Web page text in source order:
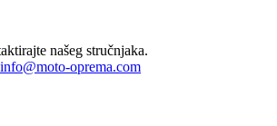
našeg stručnjaka.
info@moto-oprema.com